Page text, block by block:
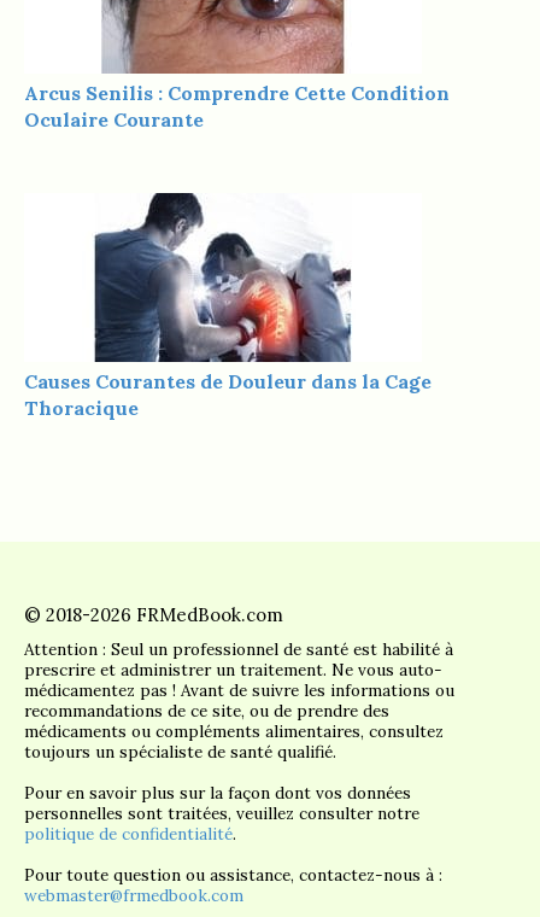
Arcus Senilis : Comprendre Cette Condition
Oculaire Courante
Causes Courantes de Douleur dans la Cage
Thoracique
© 2018-2026 FRMedBook.com
Attention : Seul un professionnel de santé est habilité à
prescrire et administrer un traitement. Ne vous auto-
médicamentez pas ! Avant de suivre les informations ou
recommandations de ce site, ou de prendre des
médicaments ou compléments alimentaires, consultez
toujours un spécialiste de santé qualifié.
Pour en savoir plus sur la façon dont vos données
personnelles sont traitées, veuillez consulter notre
politique de confidentialité.
Pour toute question ou assistance, contactez-nous à :
webmaster@frmedbook.com